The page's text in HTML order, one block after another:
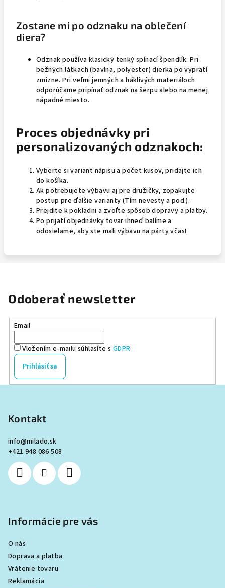
Zostane mi po odznaku na oblečení
diera?
Odznak používa klasický tenký spínací špendlík. Pri
bežných látkach (bavlna, polyester) dierka po vypratí
zmizne. Pri veľmi jemných a háklivých materiáloch
odporúčame pripínať odznak na šerpu alebo na menej
nápadné miesto.
Proces objednávky pri
personalizovaných odznakoch:
Vyberte si variant nápisu a počet kusov, pridajte ich
do košíka.
Ak potrebujete výbavu aj pre družičky, zopakujte
postup pre ďalšie varianty (Tím nevesty a pod.).
Prejdite k pokladni a zvoľte spôsob dopravy a platby.
Po prijatí objednávky tovar ihneď balíme a
odosielame, aby ste mali výbavu na párty včas!
Odoberať newsletter
Email
Vložením e-mailu súhlasíte s GDPR
Prihlásiť sa
Kontakt
info@milado.sk
+421 948 086 508
Informácie pre vás
O nás
Doprava a platba
Vrátenie tovaru
Reklamácia